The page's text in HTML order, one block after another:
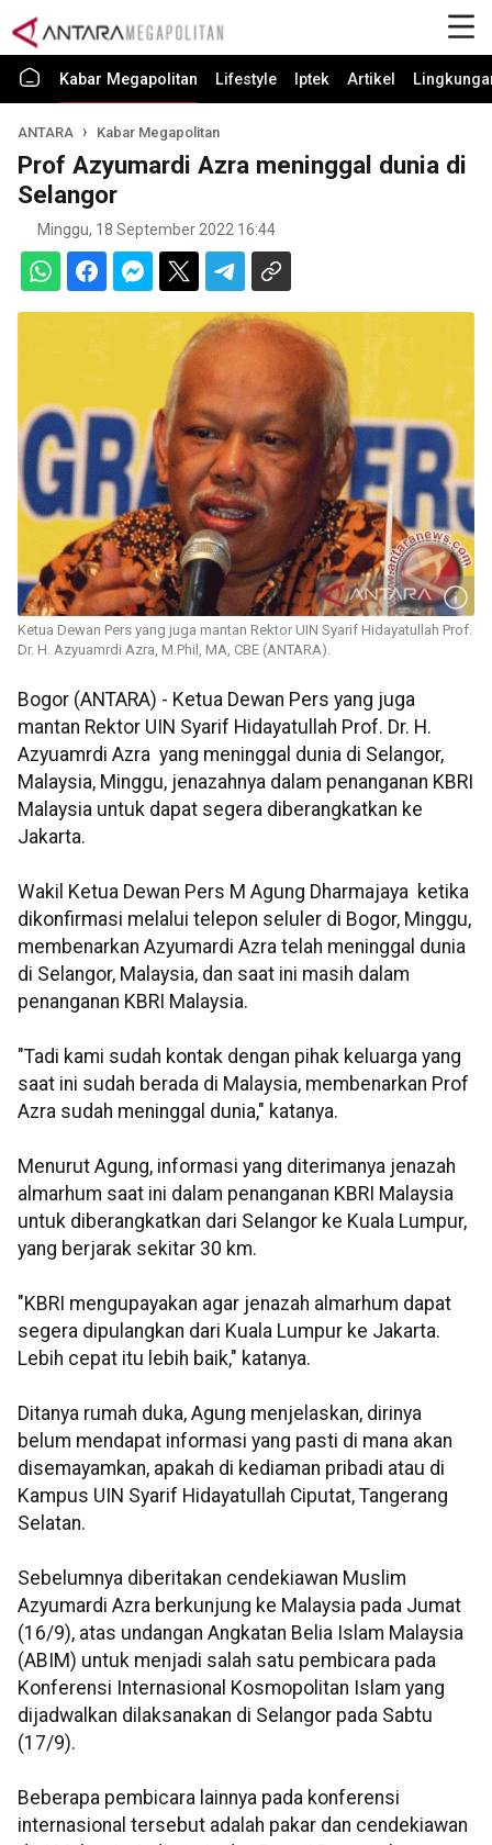
Kabar Megapolitan Lifestyle Iptek Artikel
ANTARA Kabar Megapolitan
Prof Azyumardi Azra meninggal dunia di
Selangor
Minggu, 18 September 2022 16:44
Ketua Dewan Pers yang juga mantan Rektor UIN Syarif Hidayatullah Prof.
Dr. H. Azyuamrdi Azra, M.Phil, MA, CBE (ANTARA).
Bogor (ANTARA) - Ketua Dewan Pers yang juga
mantan Rektor UIN Syarif Hidayatullah Prof. Dr. H.
Azyuamrdi Azra yang meninggal dunia di Selangor,
Malaysia, Minggu, jenazahnya dalam penanganan KBRI
Malaysia untuk dapat segera diberangkatkan ke
Jakarta.
Wakil Ketua Dewan Pers M Agung Dharmajaya ketika
dikonfirmasi melalui telepon seluler di Bogor, Minggu,
membenarkan Azyumardi Azra telah meninggal dunia
di Selangor, Malaysia, dan saat ini masih dalam
penanganan KBRI Malaysia.
"Tadi kami sudah kontak dengan pihak keluarga yang
saat ini sudah berada di Malaysia, membenarkan Prof
Azra sudah meninggal dunia," katanya.
Menurut Agung, informasi yang diterimanya jenazah
almarhum saat ini dalam penanganan KBRI Malaysia
untuk diberangkatkan dari Selangor ke Kuala Lumpur,
yang berjarak sekitar 30 km.
"KBRI mengupayakan agar jenazah almarhum dapat
segera dipulangkan dari Kuala Lumpur ke Jakarta.
Lebih cepat itu lebih baik," katanya.
Ditanya rumah duka, Agung menjelaskan, dirinya
belum mendapat informasi yang pasti di mana akan
disemayamkan, apakah di kediaman pribadi atau di
Kampus UIN Syarif Hidayatullah Ciputat, Tangerang
Selatan.
Sebelumnya diberitakan cendekiawan Muslim
Azyumardi Azra berkunjung ke Malaysia pada Jumat
(16/9), atas undangan Angkatan Belia Islam Malaysia
(ABIM) untuk menjadi salah satu pembicara pada
Konferensi Internasional Kosmopolitan Islam yang
dijadwalkan dilaksanakan di Selangor pada Sabtu
(17/9).
Beberapa pembicara lainnya pada konferensi
internasional tersebut adalah pakar dan cendekiawan